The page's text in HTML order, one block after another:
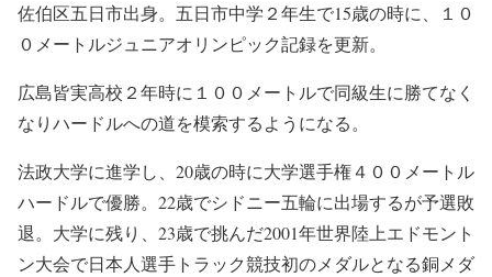
佐伯区五日市出身。五日市中学２年生で15歳の時に、１０
０メートルジュニアオリンピック記録を更新。
広島皆実高校２年時に１００メートルで同級生に勝てなく
なりハードルへの道を模索するようになる。
法政大学に進学し、20歳の時に大学選手権４００メートル
ハードルで優勝。22歳でシドニー五輪に出場するが予選敗
退。大学に残り、23歳で挑んだ2001年世界陸上エドモント
ン大会で日本人選手トラック競技初のメダルとなる銅メダ